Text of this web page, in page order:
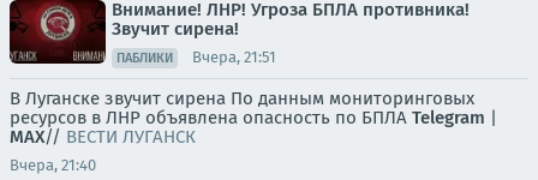
Внимание! ЛНР! Угроза БПЛА противника!
Звучит сирена!
ПАБЛИКИ Вчера, 21:51
В Луганске звучит сирена По данным мониторинговых
ресурсов в ЛНР объявлена опасность по БПЛА Telegram |
MAX// ВЕСТИ ЛУГАНСК
Вчера, 21:40